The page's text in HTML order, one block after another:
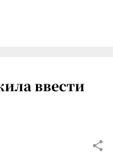
ввести